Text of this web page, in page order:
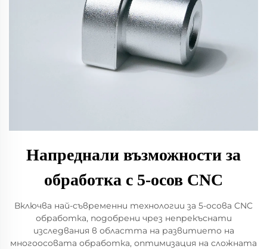
Напреднали възможности за
обработка с 5-осов CNC
Включва най-съвременни технологии за 5-осова CNC
обработка, подобрени чрез непрекъснати
изследвания в областта на развитието на
многooсовата обработка, оптимизация на сложната